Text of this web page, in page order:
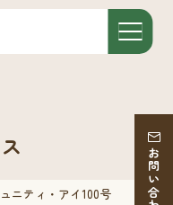
お問い合わせ
ニティ・アイ100号